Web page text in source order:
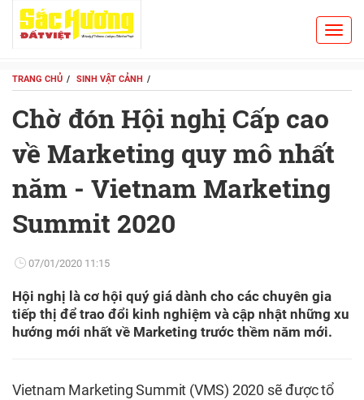
TRANG CHỦ SINH VẬT CẢNH
Chờ đón Hội nghị Cấp cao
về Marketing quy mô nhất
năm - Vietnam Marketing
Summit 2020
07/01/2020 11:15
Hội nghị là cơ hội quý giá dành cho các chuyên gia
tiếp thị để trao đổi kinh nghiệm và cập nhật những xu
hướng mới nhất về Marketing trước thềm năm mới.
Vietnam Marketing Summit (VMS) 2020 sẽ được tổ